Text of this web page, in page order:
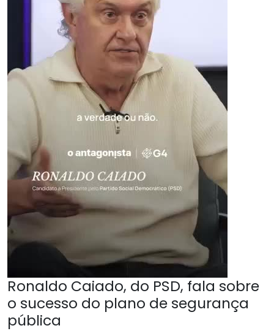
Ronaldo Caiado, do PSD, fala sobre
o sucesso do plano de segurança
pública